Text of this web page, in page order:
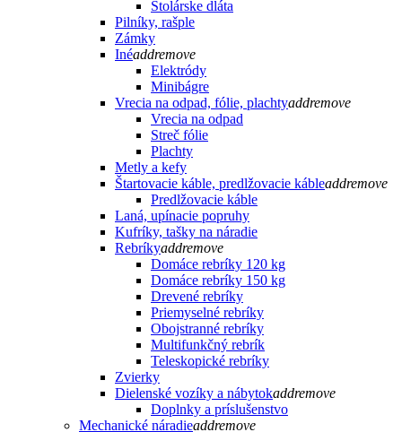
Stolárske dláta
Pilníky, rašple
Zámky
Inéaddremove
Elektródy
Minibágre
Vrecia na odpad, fólie, plachtyaddremove
Vrecia na odpad
Streč fólie
Plachty
Metly a kefy
Štartovacie káble, predlžovacie kábleaddremove
Predlžovacie káble
Laná, upínacie popruhy
Kufríky, tašky na náradie
Rebríkyaddremove
Domáce rebríky 120 kg
Domáce rebríky 150 kg
Drevené rebríky
Priemyselné rebríky
Obojstranné rebríky
Multifunkčný rebrík
Teleskopické rebríky
Zvierky
Dielenské vozíky a nábytokaddremove
Doplnky a príslušenstvo
Mechanické náradieaddremove